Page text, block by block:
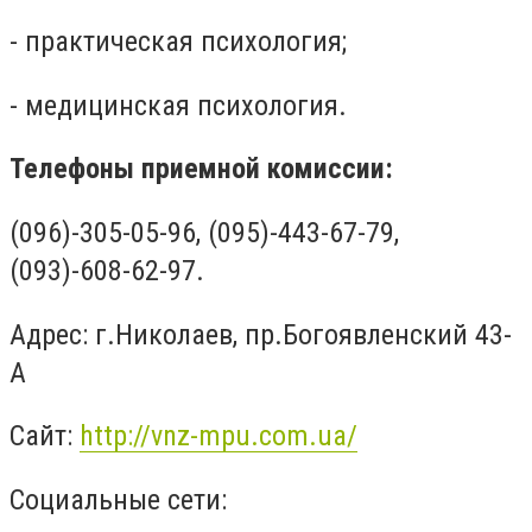
- практическая психология;
- медицинская психология.
Телефоны приемной комиссии:
(096)-305-05-96, (095)-443-67-79,
(093)-608-62-97.
Адрес: г.Николаев, пр.Богоявленский 43-
А
Сайт: http://vnz-mpu.com.ua/
Социальные сети: